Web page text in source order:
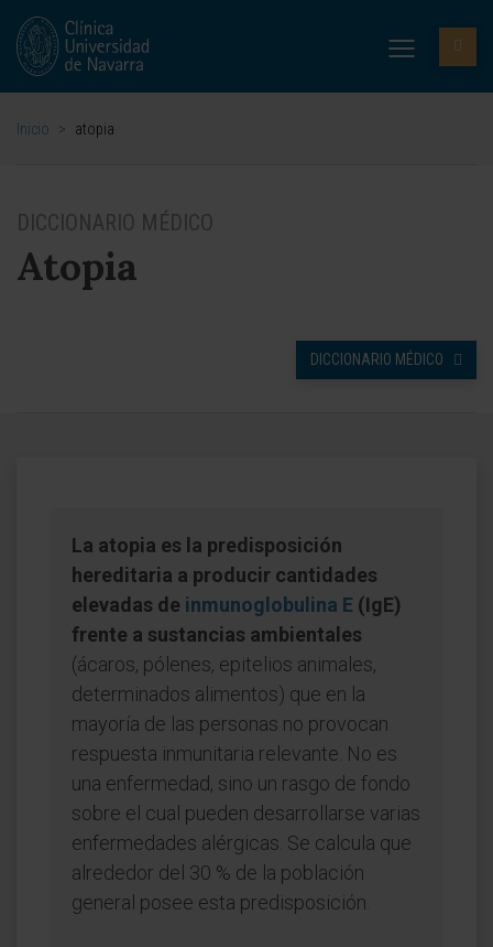
Inicio > atopia
DICCIONARIO MÉDICO
Atopia
DICCIONARIO MÉDICO
La atopia es la predisposición
hereditaria a producir cantidades
elevadas de inmunoglobulina E (IgE)
frente a sustancias ambientales
(ácaros, pólenes, epitelios animales,
determinados alimentos) que en la
mayoría de las personas no provocan
respuesta inmunitaria relevante. No es
una enfermedad, sino un rasgo de fondo
sobre el cual pueden desarrollarse varias
enfermedades alérgicas. Se calcula que
alrededor del 30 % de la población
general posee esta predisposición.